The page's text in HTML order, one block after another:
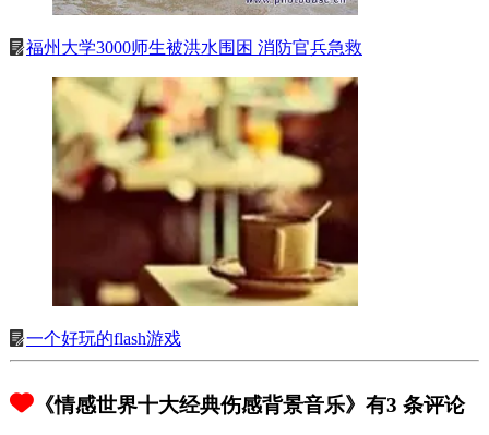
《情感世界十大经典伤感背景音乐》有3 条评论
福州大学3000师生被洪水围困 消防官兵急救
一个好玩的flash游戏